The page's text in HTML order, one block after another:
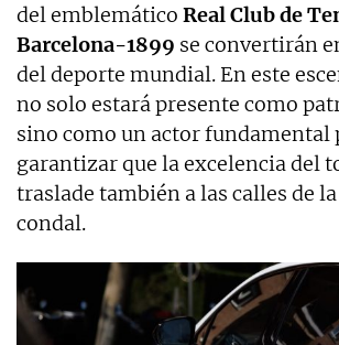
del emblemático Real Club de
Barcelona-1899 se convertirán
del deporte mundial. En este
no solo estará presente como
sino como un actor fundamental
garantizar que la excelencia del
traslade también a las calles de
condal.